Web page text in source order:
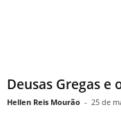
Deusas Gregas e
Hellen Reis Mourão - 25 de